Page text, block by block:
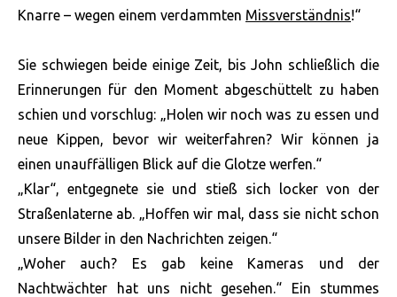
Knarre – wegen einem verdammten Missverständnis!“
Sie schwiegen beide einige Zeit, bis John schließlich die
Erinnerungen für den Moment abgeschüttelt zu haben
schien und vorschlug: „Holen wir noch was zu essen und
neue Kippen, bevor wir weiterfahren? Wir können ja
einen unauffälligen Blick auf die Glotze werfen.“
„Klar“, entgegnete sie und stieß sich locker von der
Straßenlaterne ab. „Hoffen wir mal, dass sie nicht schon
unsere Bilder in den Nachrichten zeigen.“
„Woher auch? Es gab keine Kameras und der
Nachtwächter hat uns nicht gesehen.“ Ein stummes